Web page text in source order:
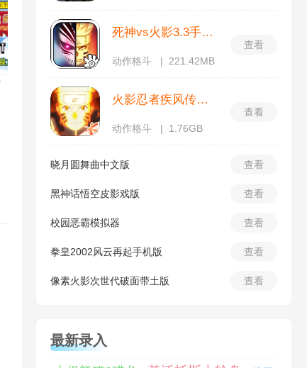
死神vs火影3.3手机版
动作格斗 221.42MB
查看
火影忍者疾风传体验服
动作格斗 1.76GB
查看
晓月圆舞曲中文版 查看
黑神话悟空皮影戏版 查看
校园恶霸模拟器 查看
拳皇2002风云再起手机版 查看
像素火影次世代破面带土版 查看
最新录入